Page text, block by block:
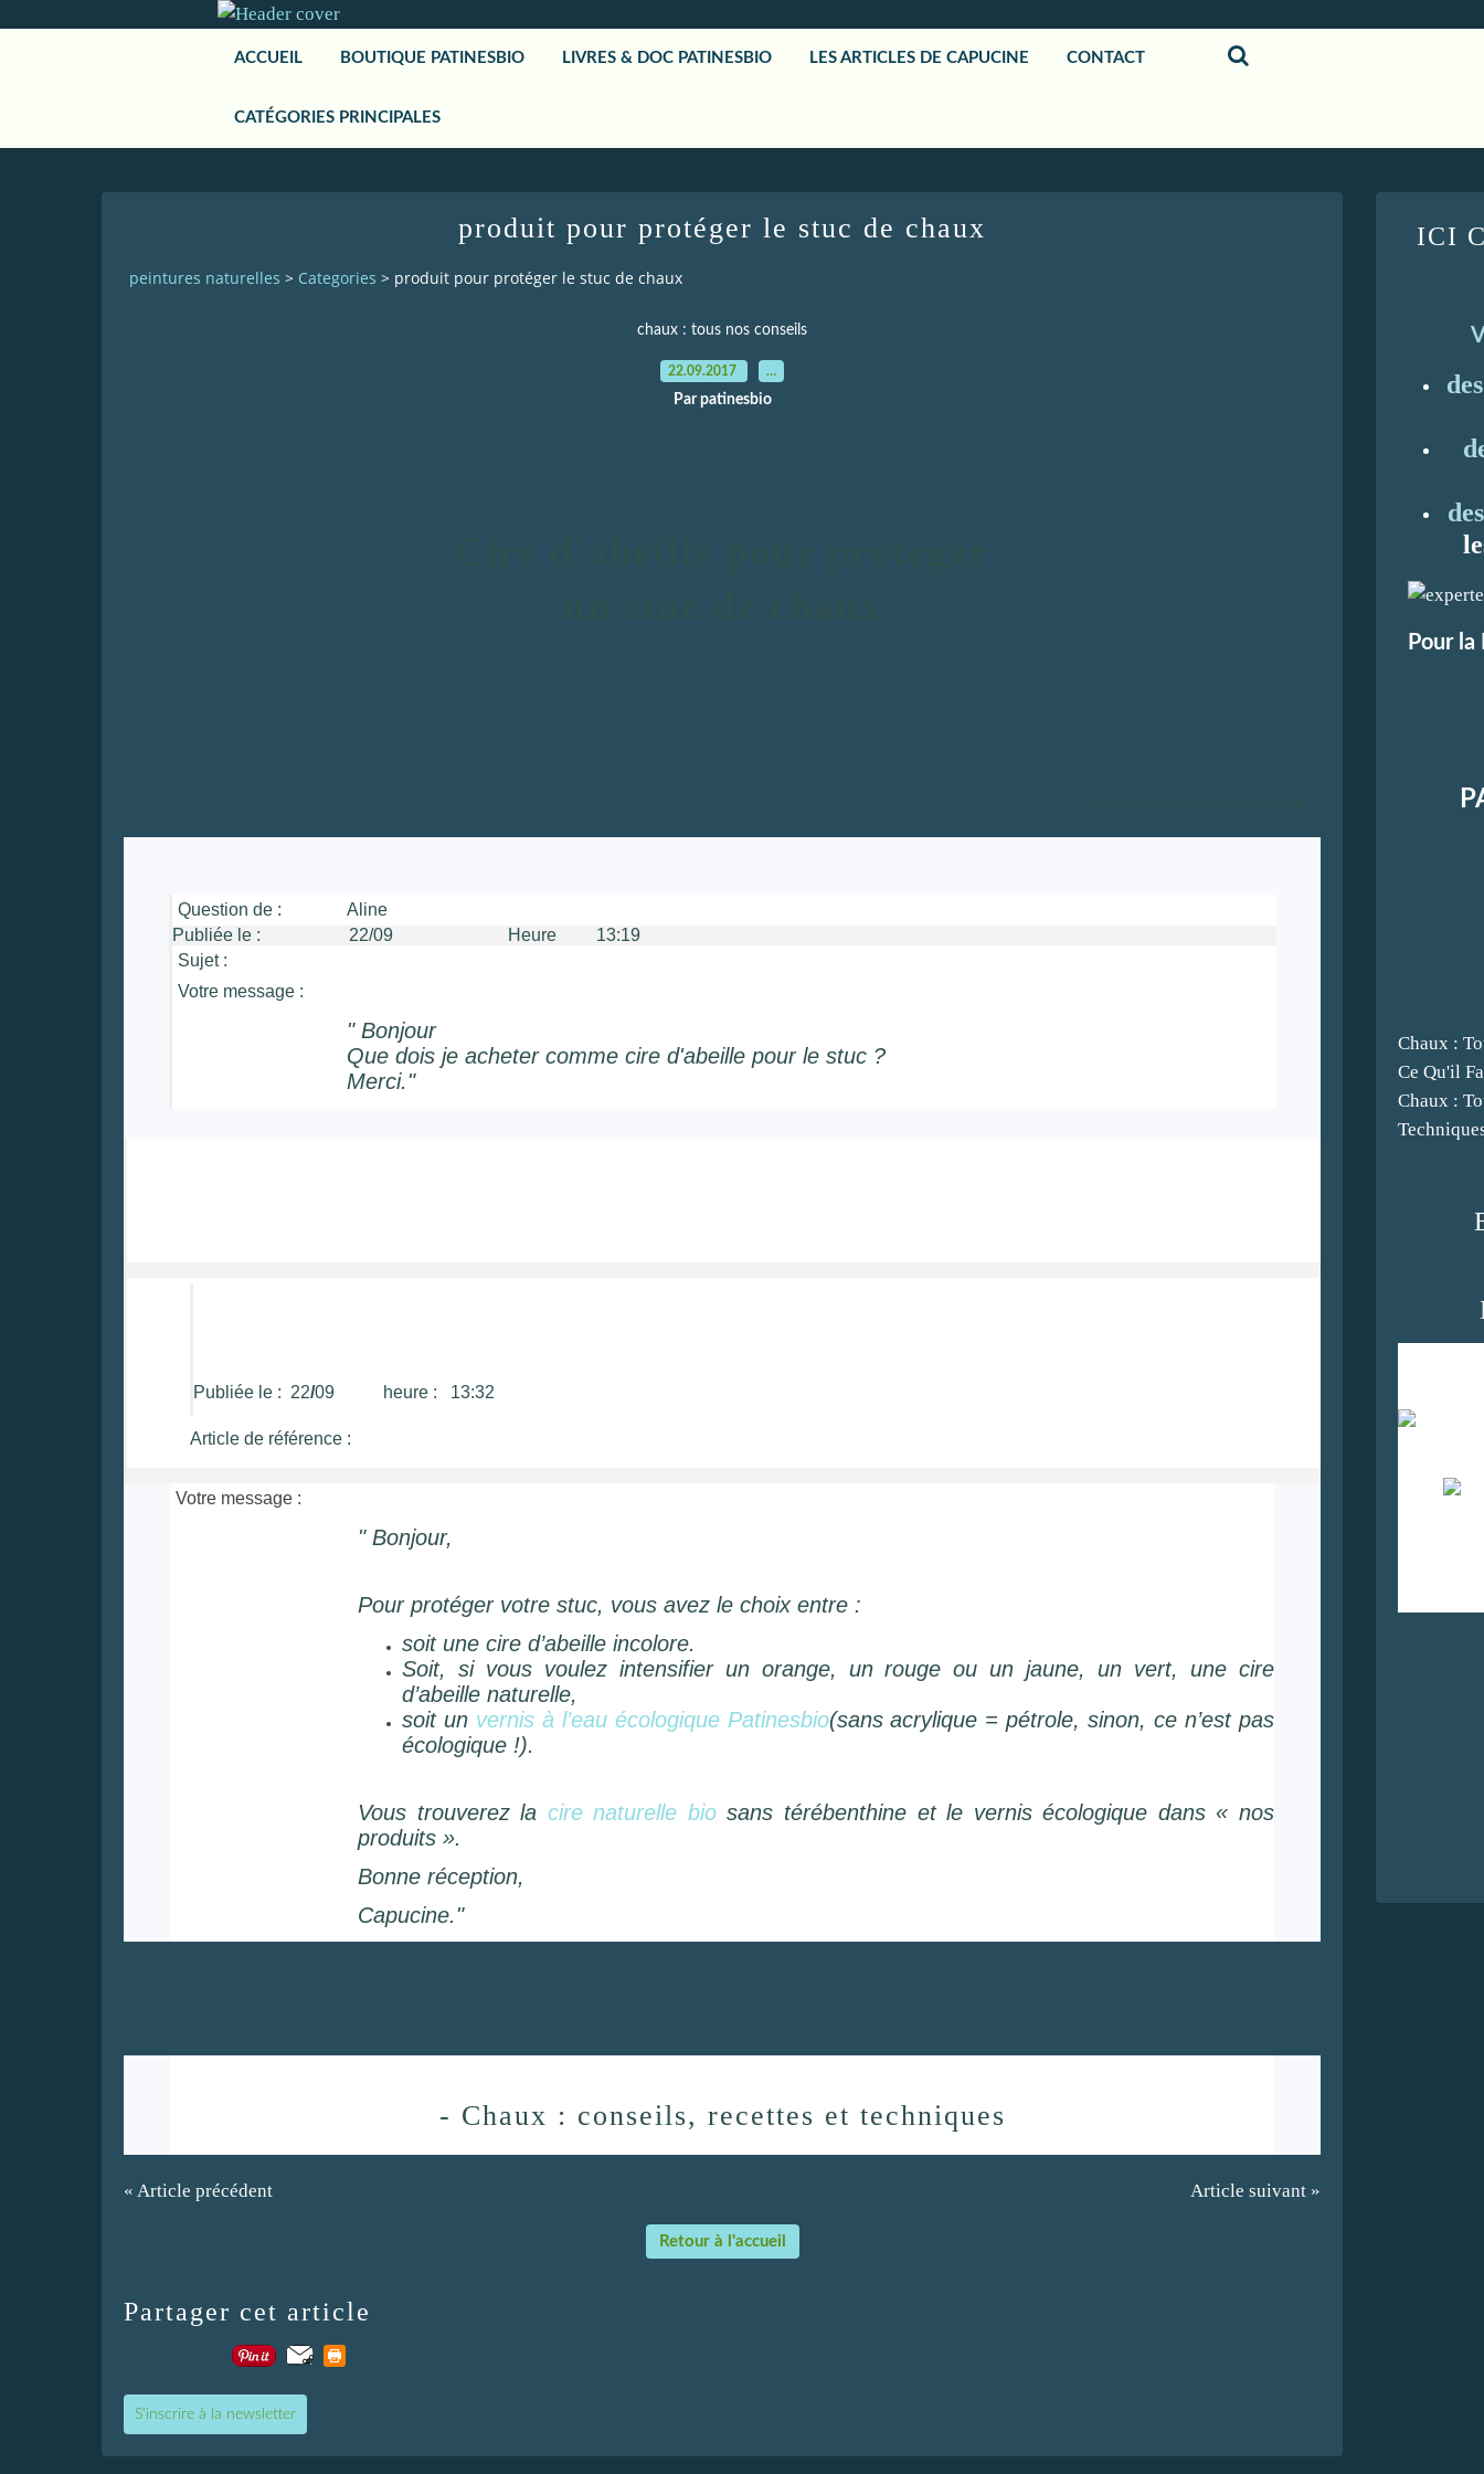
ACCUEIL BOUTIQUE PATINESBIO LIVRES & DOC PATINESBIO LES ARTICLES DE CAPUCINE CONTACT
CATÉGORIES PRINCIPALES
produit pour protéger le stuc de chaux
peintures naturelles > Categories > produit pour protéger le stuc de chaux
chaux : tous nos conseils
22.09.2017 …
Par patinesbio
Question de :
Aline
Publiée le :
22/09 Heure 13:19
Sujet :
Votre message :
" Bonjour
Que dois je acheter comme cire d'abeille pour le stuc ?
Merci. "
Publiée le : 22/09 heure : 13:32
Article de référence :
Votre message :
" Bonjour,
Pour protéger votre stuc, vous avez le choix entre :
soit une cire d’abeille incolore.
Soit, si vous voulez intensifier un orange, un rouge ou un jaune, un vert, une cire
d’abeille naturelle,
soit un vernis à l’eau écologique Patinesbio(sans acrylique = pétrole, sinon, ce n’est pas
écologique !).
Vous trouverez la cire naturelle biosans térébenthine et le vernis écologique dans « nos
produits ».
Bonne réception,
Capucine."
- Chaux : conseils, recettes et techniques
« Article précédent Article suivant »
Retour à l'accueil
Partager cet article
S'inscrire à la newsletter
Chaux :
Ce Qu'il
Chaux :
ICI
Pour